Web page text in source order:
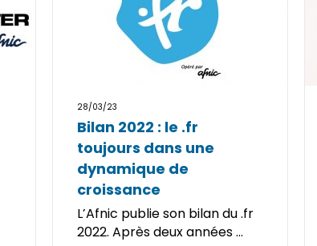
28/03/23
Bilan 2022 : le .fr
toujours dans une
dynamique de
croissance
L’Afnic publie son bilan du .fr
2022. Après deux années ...